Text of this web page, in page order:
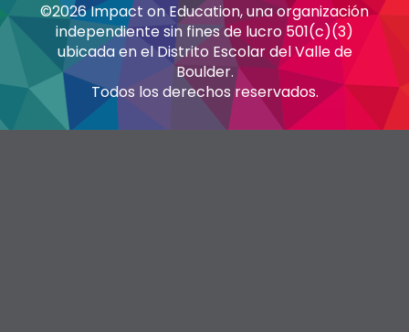
©2026 Impact on Education, una organización
independiente sin fines de lucro 501(c)(3)
ubicada en el Distrito Escolar del Valle de
Boulder.
Todos los derechos reservados.